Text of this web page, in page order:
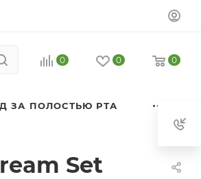
0 0 0
ЗА ПОЛОСТЬЮ РТА
Set